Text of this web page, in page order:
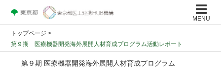
MENU
トップページ >
第９期 医療機器開発海外展開人材育成プログラム活動レポート
第９期 医療機器開発海外展開人材育成プログラム